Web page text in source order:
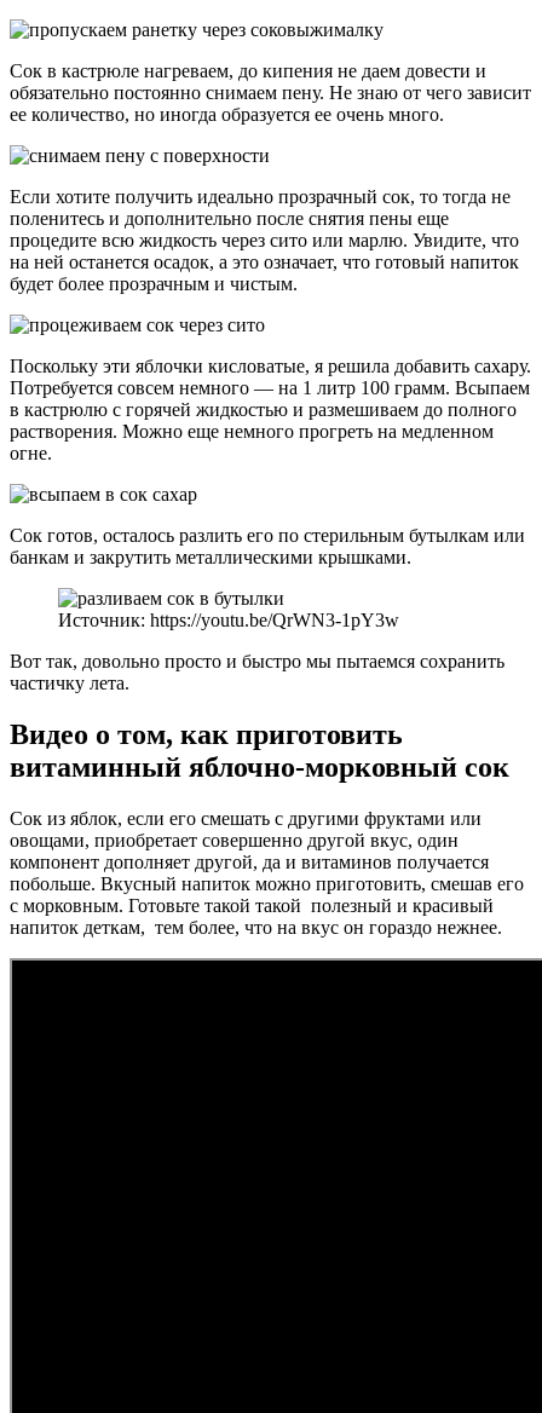
Сок в кастрюле нагреваем, до кипения не даем довести и
обязательно постоянно снимаем пену. Не знаю от чего зависит
ее количество, но иногда образуется ее очень много.
Если хотите получить идеально прозрачный сок, то тогда не
поленитесь и дополнительно после снятия пены еще
процедите всю жидкость через сито или марлю. Увидите, что
на ней останется осадок, а это означает, что готовый напиток
будет более прозрачным и чистым.
Поскольку эти яблочки кисловатые, я решила добавить сахару.
Потребуется совсем немного — на 1 литр 100 грамм. Всыпаем
в кастрюлю с горячей жидкостью и размешиваем до полного
растворения. Можно еще немного прогреть на медленном
огне.
Сок готов, осталось разлить его по стерильным бутылкам или
банкам и закрутить металлическими крышками.
Источник: https://youtu.be/QrWN3-1pY3w
Вот так, довольно просто и быстро мы пытаемся сохранить
частичку лета.
Видео о том, как приготовить
витаминный яблочно-морковный сок
Сок из яблок, если его смешать с другими фруктами или
овощами, приобретает совершенно другой вкус, один
компонент дополняет другой, да и витаминов получается
побольше. Вкусный напиток можно приготовить, смешав его
с морковным. Готовьте такой такой полезный и красивый
напиток деткам, тем более, что на вкус он гораздо нежнее.